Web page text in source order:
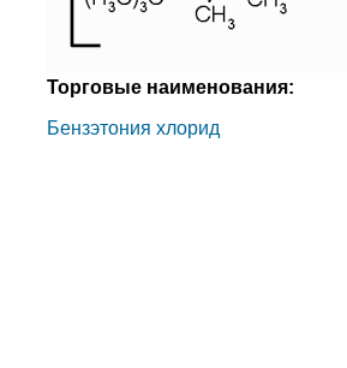
Торговые наименования:
Бензэтония хлорид